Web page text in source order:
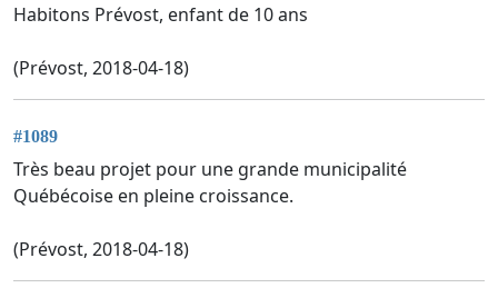
Habitons Prévost, enfant de 10 ans
(Prévost, 2018-04-18)
#1089
Très beau projet pour une grande municipalité
Québécoise en pleine croissance.
(Prévost, 2018-04-18)